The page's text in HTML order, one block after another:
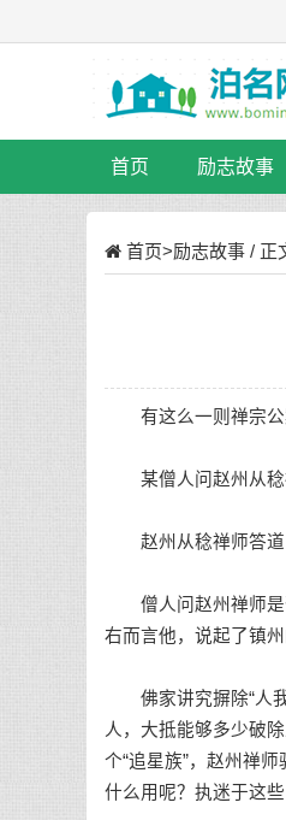
首页 励志故事
首页>励志故事 / 正
有这么一则禅宗公
某僧人问赵州从稔
赵州从稔禅师答道
僧人问赵州禅师是
右而言他，说起了镇州
佛家讲究摒除“人我
人，大抵能够多少破
个“追星族”，赵州禅
什么用呢？执迷于这些